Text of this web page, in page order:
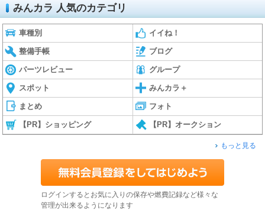
みんカラ 人気のカテゴリ
車種別 イイね！
整備手帳 ブログ
パーツレビュー グループ
スポット みんカラ＋
まとめ フォト
【PR】ショッピング 【PR】オークション
もっと見る
ログインするとお気に入りの保存や燃費記録など様々な
管理が出来るようになります